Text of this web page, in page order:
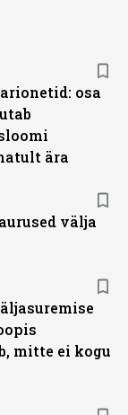
osa
ära
välja
mitte ei kogu